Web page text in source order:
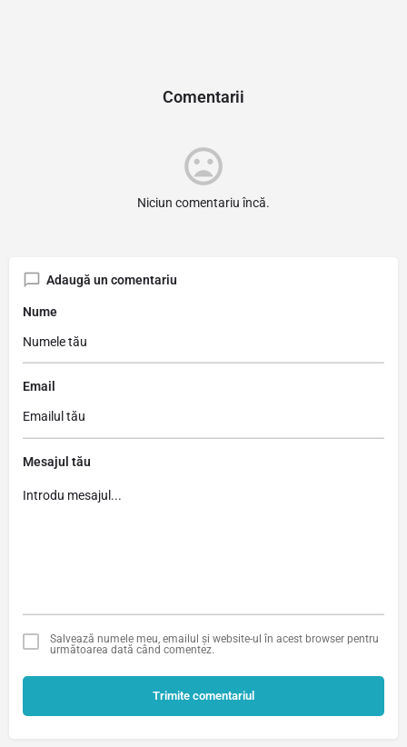
Comentarii
Niciun comentariu încă.
Adaugă un comentariu
Nume
Email
Mesajul tău
Salvează numele meu, emailul și website-ul în acest browser pentru
următoarea dată când comentez.
Trimite comentariul